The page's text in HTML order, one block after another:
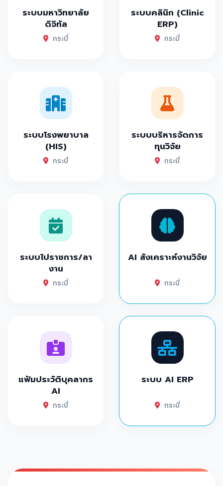
ระบบมหาวิทยาลัย
ดิจิทัล
กระบี่
ระบบคลินิก (Clinic
ERP)
กระบี่
ระบบโรงพยาบาล
(HIS)
กระบี่
ระบบบริหารจัดการ
ทุนวิจัย
กระบี่
ระบบไปราชการ/ลา
งาน
กระบี่
AI สังเคราะห์งานวิจัย
กระบี่
แฟ้มประวัติบุคลากร
AI
กระบี่
ระบบ AI ERP
กระบี่